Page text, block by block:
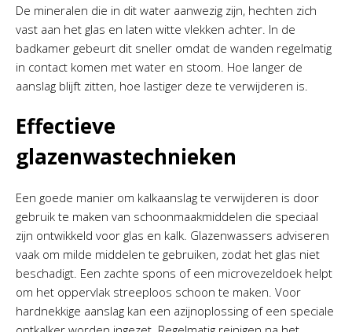
De mineralen die in dit water aanwezig zijn, hechten zich
vast aan het glas en laten witte vlekken achter. In de
badkamer gebeurt dit sneller omdat de wanden regelmatig
in contact komen met water en stoom. Hoe langer de
aanslag blijft zitten, hoe lastiger deze te verwijderen is.
Effectieve
glazenwastechnieken
Een goede manier om kalkaanslag te verwijderen is door
gebruik te maken van schoonmaakmiddelen die speciaal
zijn ontwikkeld voor glas en kalk. Glazenwassers adviseren
vaak om milde middelen te gebruiken, zodat het glas niet
beschadigt. Een zachte spons of een microvezeldoek helpt
om het oppervlak streeploos schoon te maken. Voor
hardnekkige aanslag kan een azijnoplossing of een speciale